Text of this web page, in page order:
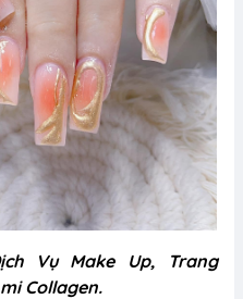
Vụ Make Up, Trang
Collagen.